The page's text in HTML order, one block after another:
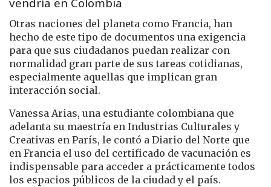
Otras naciones del planeta como Francia, han
hecho de este tipo de documentos una exigencia
para que sus ciudadanos puedan realizar con
normalidad gran parte de sus tareas cotidianas,
especialmente aquellas que implican gran
interacción social.
Vanessa Arias, una estudiante colombiana que
adelanta su maestría en Industrias Culturales y
Creativas en París, le contó a Diario del Norte que
en Francia el uso del certificado de vacunación es
indispensable para acceder a prácticamente todos
los espacios públicos de la ciudad y el país.